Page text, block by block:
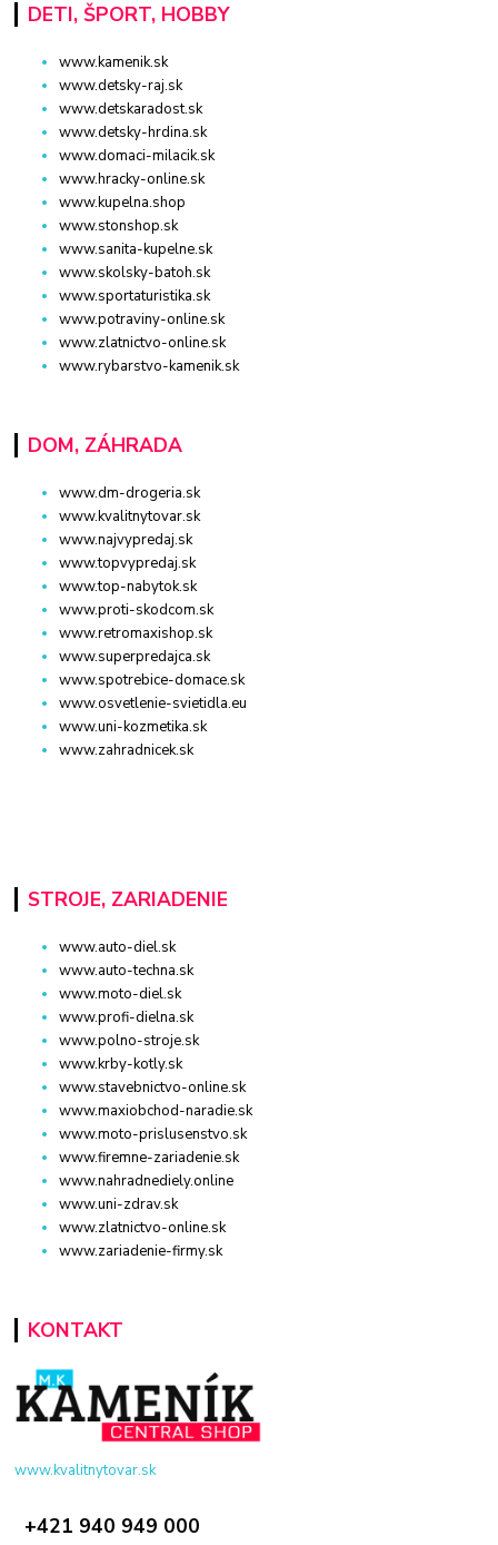
DETI, ŠPORT, HOBBY
www.kamenik.sk
www.detsky-raj.sk
www.detskaradost.sk
www.detsky-hrdina.sk
www.domaci-milacik.sk
www.hracky-online.sk
www.kupelna.shop
www.stonshop.sk
www.sanita-kupelne.sk
www.skolsky-batoh.sk
www.sportaturistika.sk
www.potraviny-online.sk
www.zlatnictvo-online.sk
www.rybarstvo-kamenik.sk
DOM, ZÁHRADA
www.dm-drogeria.sk
www.kvalitnytovar.sk
www.najvypredaj.sk
www.topvypredaj.sk
www.top-nabytok.sk
www.proti-skodcom.sk
www.retromaxishop.sk
www.superpredajca.sk
www.spotrebice-domace.sk
www.osvetlenie-svietidla.eu
www.uni-kozmetika.sk
www.zahradnicek.sk
STROJE, ZARIADENIE
www.auto-diel.sk
www.auto-techna.sk
www.moto-diel.sk
www.profi-dielna.sk
www.polno-stroje.sk
www.krby-kotly.sk
www.stavebnictvo-online.sk
www.maxiobchod-naradie.sk
www.moto-prislusenstvo.sk
www.firemne-zariadenie.sk
www.nahradnediely.online
www.uni-zdrav.sk
www.zlatnictvo-online.sk
www.zariadenie-firmy.sk
KONTAKT
www.kvalitnytovar.sk
+421 940 949 000